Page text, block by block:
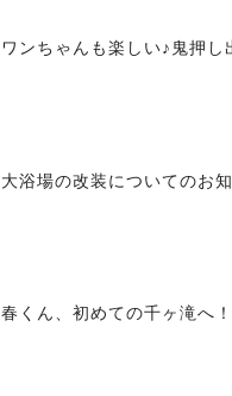
ワンちゃんも楽しい♪鬼押し
大浴場の改装についてのお
春くん、初めての千ヶ滝へ！